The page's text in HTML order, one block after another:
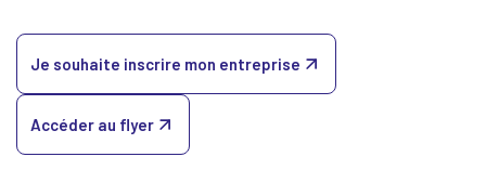
Je souhaite inscrire mon entreprise
Accéder au flyer